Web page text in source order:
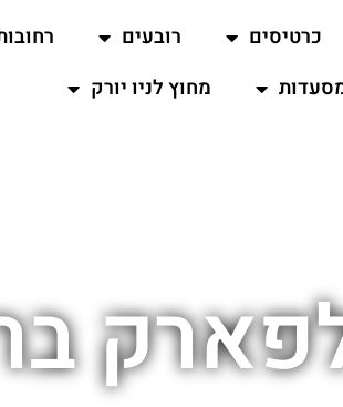
כרטיסים רובעים
מחוץ לניו יורק